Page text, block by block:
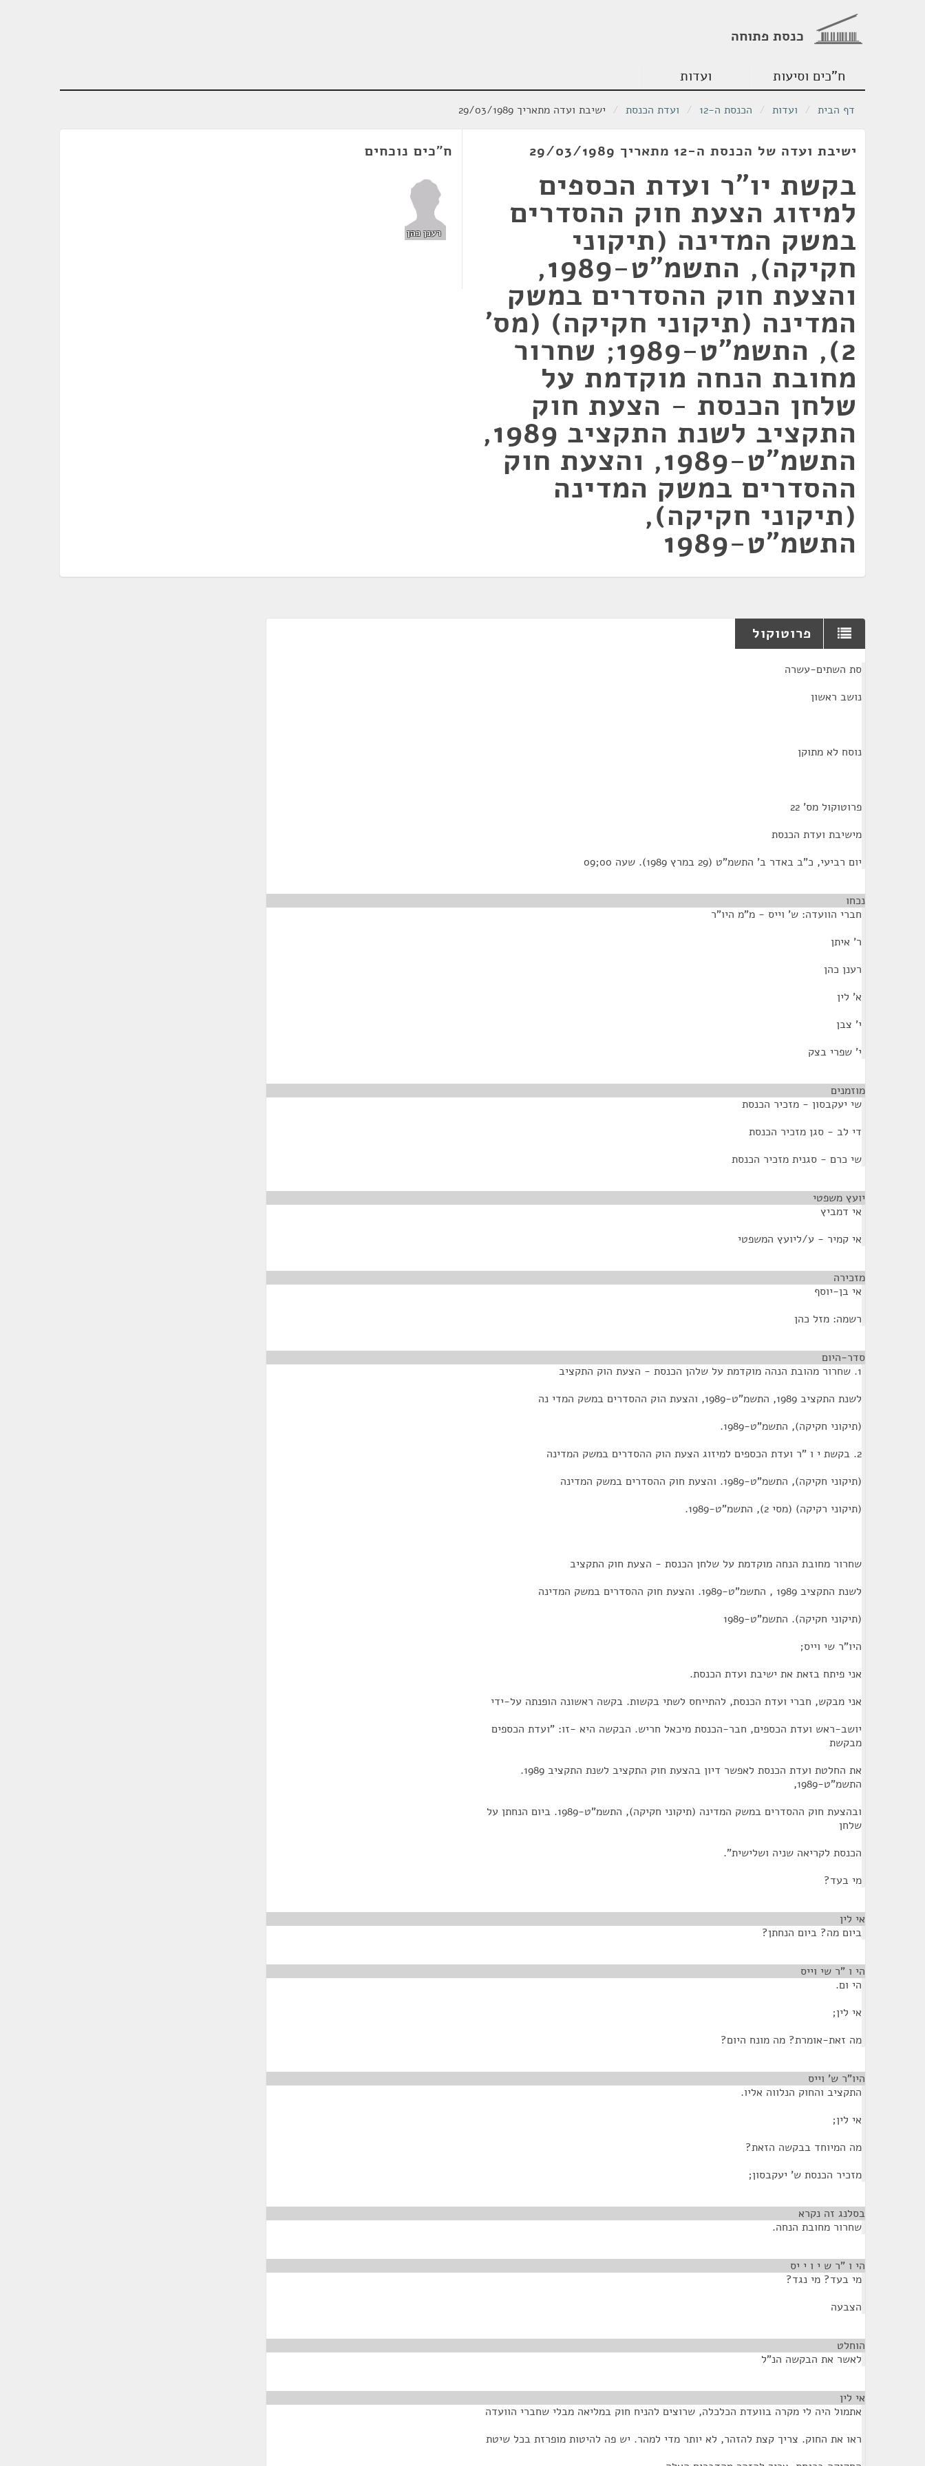
כנסת פתוחה
ח"כים וסיעות ועדות
דף הבית / ועדות / הכנסת ה-12 / ועדת הכנסת / ישיבת ועדה מתאריך 29/03/1989
ישיבת ועדה של הכנסת ה-12 מתאריך 29/03/1989
בקשת יו"ר ועדת הכספים
למיזוג הצעת חוק ההסדרים
במשק המדינה (תיקוני
חקיקה), התשמ"ט-1989,
והצעת חוק ההסדרים במשק
המדינה (תיקוני חקיקה) (מס'
2), התשמ"ט-1989; שחרור
מחובת הנחה מוקדמת על
שלחן הכנסת - הצעת חוק
התקציב לשנת התקציב 1989,
התשמ"ט-1989, והצעת חוק
ההסדרים במשק המדינה
(תיקוני חקיקה),
התשמ"ט-1989
ח"כים נוכחים
רענן כהן
פרוטוקול
סת השתים-עשרה
נושב ראשון
נוסח לא מתוקן
פרוטוקול מס' 22
מישיבת ועדת הכנסת
יום רביעי, כ"ב באדר ב' התשמ"ט (29 במרץ 1989). שעה 00;09
נכחו
חברי הוועדה: ש' וייס - מ"מ היו"ר
ר' איתן
רענן כהן
א' לין
י' צבן
י' שפרי בצק
מוזמנים
שי יעקבסון - מזכיר הכנסת
די לב - סגן מזכיר הכנסת
שי כרם - סגנית מזכיר הכנסת
יועץ משפטי
אי דמביץ
אי קמיר - ע/ליועץ המשפטי
מזכירה
אי בן-יוסף
רשמה: מזל כהן
סדר-היום
1. שחרור מהובת הנהה מוקדמת על שלהן הכנסת - הצעת הוק התקציב
לשנת התקציב 1989, התשמ"ט-1989, והצעת הוק ההסדרים במשק המדי נה
(תיקוני חקיקה), התשמ"ט-1989.
2. בקשת י ו "ר ועדת הכספים למיזוג הצעת הוק ההסדרים במשק המדינה
(תיקוני חקיקה), התשמ"ט-1989. והצעת חוק ההסדרים במשק המדינה
(תיקוני רקיקה) (מסי 2), התשמ"ט-1989.
שחרור מחובת הנחה מוקדמת על שלחן הכנסת - הצעת חוק התקציב
לשנת התקציב 1989 , התשמ"ט-1989. והצעת חוק ההסדרים במשק המדינה
(תיקוני חקיקה). התשמ"ט-1989
היו"ר שי וייס;
אני פיתח בזאת את ישיבת ועדת הכנסת.
אני מבקש, חברי ועדת הכנסת, להתייחס לשתי בקשות. בקשה ראשונה הופנתה על-ידי
יושב-ראש ועדת הכספים, חבר-הכנסת מיכאל חריש. הבקשה היא -זו: "ועדת הכספים
מבקשת
את החלטת ועדת הכנסת לאפשר דיון בהצעת חוק התקציב לשנת התקציב 1989.
התשמ"ט-1989,
ובהצעת חוק ההסדרים במשק המדינה (תיקוני חקיקה), התשמ"ט-1989. ביום הנחתן על
שלחן
הכנסת לקריאה שניה ושלישית".
מי בעד?
אי לין
ביום מה? ביום הנחתן?
הי ו "ר שי וייס
הי ום.
אי לין;
מה זאת-אומרת? מה מונח היום?
היו"ר ש' וייס
התקציב והחוק הנלווה אליו.
אי לין;
מה המיוחד בבקשה הזאת?
מזכיר הכנסת ש' יעקבסון;
בסלנג זה נקרא
שחרור מחובת הנחה.
הי ו "ר ש י ו י יס
מי בעד? מי נגד?
הצבעה
הוחלט
לאשר את הבקשה הנ"ל
אי לין
אתמול היה לי מקרה בוועדת הכלכלה, שרוצים להניח חוק במליאה מבלי שחברי הוועדה
ראו את החוק. צריך קצת להזהר, לא יותר מדי למהר. יש פה להיטות מופרזת בכל שיטת